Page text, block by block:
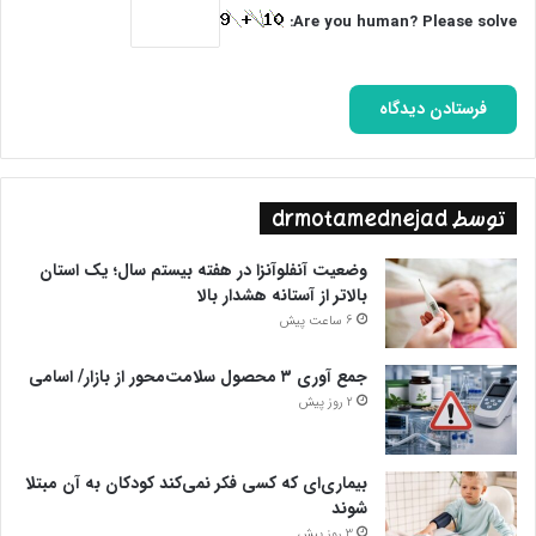
ونزوئلا، قرارداد و تفاهمنامه‌های متعددی در زمینه توسعه و تولید در
میدان‌های نفت و گاز و بهره‌گیری از ظرفیت‌های پالایشگاهی و صدور
خدمات فنی مهندسی به امضا رسید.یکی از این قراردادها، تعمیرات
بوده که این قرارداد با هدف تعمیرات اساسی، راه‌‌‌اندازی و تکمیل
ونزوئلا به امضا رسیده است.
ایران با سیاست پالایشگاه‌داری فراسرزمینی و بازارسازی برای نفت خام
خود، تحولی بزرگ در زمینه تجارت نفت خام خود ایجاد کرده است.
سرمایه‌گذاری ایران در پالایشگاه‌های فراسرزمینی در کنار تسهیل در امور
تجارت نفت برای کشور، روابط سیاسی کشور را با سایر کشورها بشدت
مستحکم‌تر خواهد کرد.
Are you human? Please solve:
توسط drmotamednejad
وضعیت آنفلوآنزا در هفته بیستم سال؛ یک استان
بالاتر از آستانه هشدار بالا
6 ساعت پیش
جمع آوری ۳ محصول سلامت‌محور از بازار/ اسامی
2 روز پیش
بیماری‌ای که کسی فکر نمی‌کند کودکان به آن مبتلا
شوند